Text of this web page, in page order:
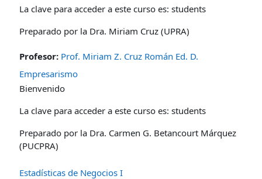
La clave para acceder a este curso es: students
Preparado por la Dra. Miriam Cruz (UPRA)
Profesor: Prof. Miriam Z. Cruz Román Ed. D.
Empresarismo
Bienvenido
La clave para acceder a este curso es: students
Preparado por la Dra. Carmen G. Betancourt Márquez
(PUCPRA)
Estadísticas de Negocios I